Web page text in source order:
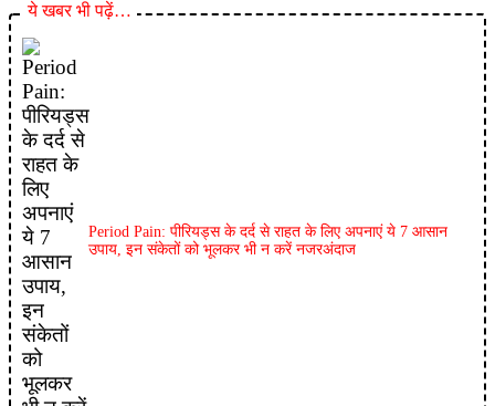
ये खबर भी पढ़ें…
Period Pain: पीरियड्स के दर्द से राहत के लिए अपनाएं ये 7 आसान
उपाय, इन संकेतों को भूलकर भी न करें नजरअंदाज